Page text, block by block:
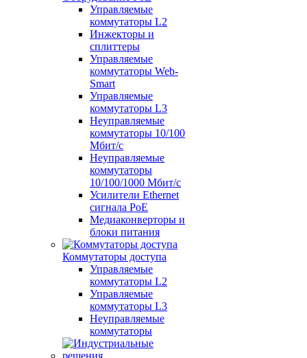
Управляемые
коммутаторы L2
Инжекторы и
сплиттеры
Управляемые
коммутаторы Web-
Smart
Управляемые
коммутаторы L3
Неуправляемые
коммутаторы 10/100
Мбит/с
Неуправляемые
коммутаторы
10/100/1000 Мбит/с
Усилители Ethernet
сигнала PoE
Медиаконверторы и
блоки питания
Коммутаторы доступа
Управляемые
коммутаторы L2
Управляемые
коммутаторы L3
Неуправляемые
коммутаторы